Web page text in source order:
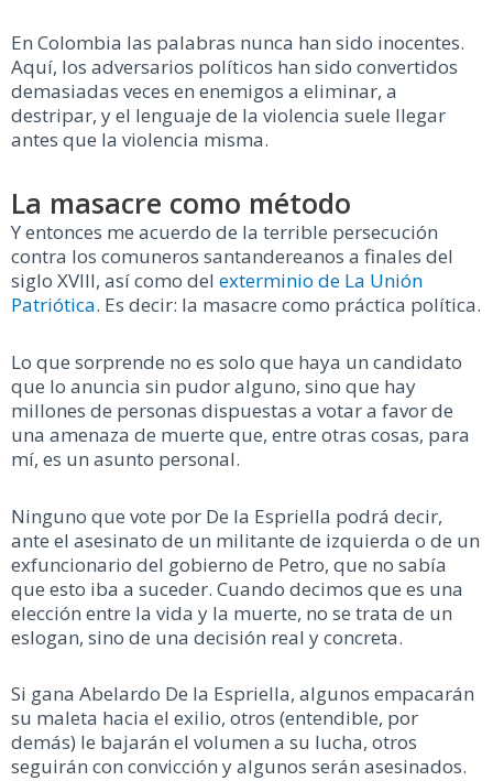
En Colombia las palabras nunca han sido inocentes.
Aquí, los adversarios políticos han sido convertidos
demasiadas veces en enemigos a eliminar, a
destripar, y el lenguaje de la violencia suele llegar
antes que la violencia misma.
La masacre como método
Y entonces me acuerdo de la terrible persecución
contra los comuneros santandereanos a finales del
siglo XVIII, así como del exterminio de La Unión
Patriótica. Es decir: la masacre como práctica política.
Lo que sorprende no es solo que haya un candidato
que lo anuncia sin pudor alguno, sino que hay
millones de personas dispuestas a votar a favor de
una amenaza de muerte que, entre otras cosas, para
mí, es un asunto personal.
Ninguno que vote por De la Espriella podrá decir,
ante el asesinato de un militante de izquierda o de un
exfuncionario del gobierno de Petro, que no sabía
que esto iba a suceder. Cuando decimos que es una
elección entre la vida y la muerte, no se trata de un
eslogan, sino de una decisión real y concreta.
Si gana Abelardo De la Espriella, algunos empacarán
su maleta hacia el exilio, otros (entendible, por
demás) le bajarán el volumen a su lucha, otros
seguirán con convicción y algunos serán asesinados.